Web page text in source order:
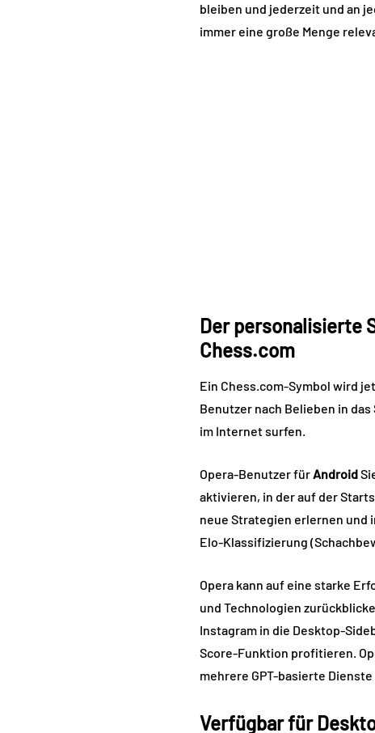
bleiben und jederzeit und an
immer eine große Menge
Der personalisierte
Chess.com
Ein Chess.com-Symbol wird
Benutzer nach Belieben in
im Internet surfen.
Opera-Benutzer fürAndroid
aktivieren, in der auf der
neue Strategien erlernen und
Elo-Klassifizierung
Opera kann auf eine starke
und Technologien
Instagram in die Desktop-
Score-Funktion profitieren.
mehrere GPT-basierte
Verfügbar für